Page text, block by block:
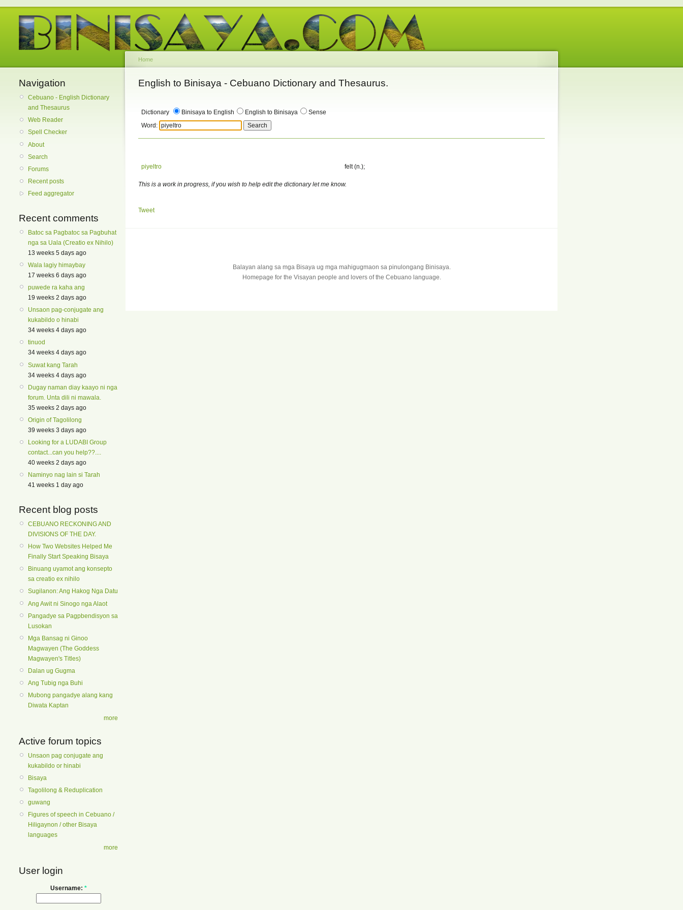
Navigation
Cebuano - English Dictionary
and Thesaurus
Web Reader
Spell Checker
About
Search
Forums
Recent posts
Feed aggregator
Recent comments
Batoc sa Pagbatoc sa Pagbuhat
nga sa Uala (Creatio ex Nihilo)
13 weeks 5 days ago
Wala lagiy himaybay
17 weeks 6 days ago
puwede ra kaha ang
19 weeks 2 days ago
Unsaon pag-conjugate ang
kukabildo o hinabi
34 weeks 4 days ago
tinuod
34 weeks 4 days ago
Suwat kang Tarah
34 weeks 4 days ago
Dugay naman diay kaayo ni nga
forum. Unta dili ni mawala.
35 weeks 2 days ago
Origin of Tagolilong
39 weeks 3 days ago
Looking for a LUDABI Group
contact...can you help??....
40 weeks 2 days ago
Naminyo nag lain si Tarah
41 weeks 1 day ago
Recent blog posts
CEBUANO RECKONING AND
DIVISIONS OF THE DAY.
How Two Websites Helped Me
Finally Start Speaking Bisaya
Binuang uyamot ang konsepto
sa creatio ex nihilo
Sugilanon: Ang Hakog Nga Datu
Ang Awit ni Sinogo nga Alaot
Pangadye sa Pagpbendisyon sa
Lusokan
Mga Bansag ni Ginoo
Magwayen (The Goddess
Magwayen's Titles)
Dalan ug Gugma
Ang Tubig nga Buhi
Mubong pangadye alang kang
Diwata Kaptan
more
Active forum topics
Unsaon pag conjugate ang
kukabildo or hinabi
Bisaya
Tagolilong & Reduplication
guwang
Figures of speech in Cebuano /
Hiligaynon / other Bisaya
languages
more
User login
Username: *
Home
English to Binisaya - Cebuano Dictionary and Thesaurus.
Dictionary Binisaya to English English to Binisaya
Sense
Word:
piyeltro felt (n.);
This is a work in progress, if you wish to help edit the dictionary let me know.
Tweet
Balayan alang sa mga Bisaya ug mga mahigugmaon sa pinulongang Binisaya.
Homepage for the Visayan people and lovers of the Cebuano language.